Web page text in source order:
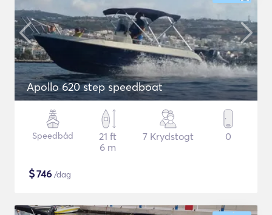
Apollo 620 step speedboat
Speedbåd
21 ft
6 m
7 Krydstogt 0
$746 /dag